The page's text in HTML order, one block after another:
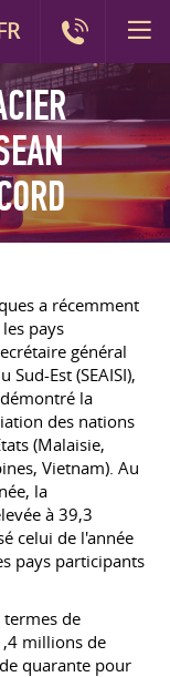
a récemment
pays
général
Est (SEAISI),
la
des nations
(Malaisie,
Vietnam). Au
la
à 39,3
celui de l'année
pays participants
termes de
millions de
quarante pour